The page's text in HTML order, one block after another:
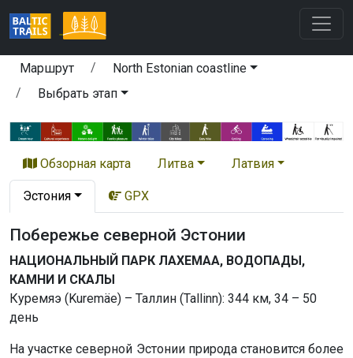
Маршрут
North Estonian coastline
Выбрать этап
Обзорная карта Литва Латвия
Эстония GPX
Побережье северной Эстонии
НАЦИОНАЛЬНЫЙ ПАРК ЛАХЕМАА, ВОДОПАДЫ,
КАМНИ И СКАЛЫ
Куремяэ (Kuremäe) – Таллин (Tallinn): 344 км, 34 – 50
день
На участке северной Эстонии природа становится более